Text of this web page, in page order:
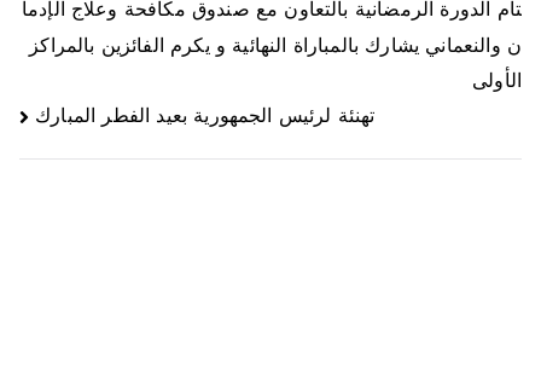
تام الدورة الرمضانية بالتعاون مع صندوق مكافحة وعلاج الإدما
ن والنعماني يشارك بالمباراة النهائية و يكرم الفائزين بالمراكز
الأولى
تهنئة لرئيس الجمهورية بعيد الفطر المبارك